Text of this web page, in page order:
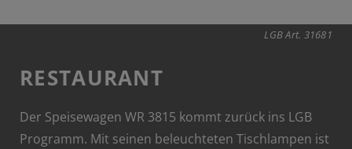
LGB Art. 31681
RESTAURANT
Der Speisewagen WR 3815 kommt zurück ins LGB
Programm. Mit seinen beleuchteten Tischlampen ist